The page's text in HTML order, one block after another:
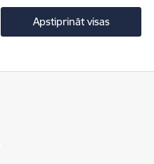
Apstiprināt visas